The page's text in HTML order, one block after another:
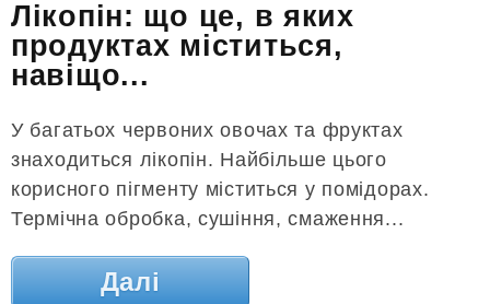
Лікопін: що це, в яких
продуктах міститься,
навіщо...
У багатьох червоних овочах та фруктах
знаходиться лікопін. Найбільше цього
корисного пігменту міститься у помідорах.
Термічна обробка, сушіння, смаження...
Далі